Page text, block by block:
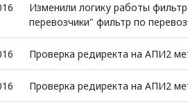
Изменили логику работы
перевозчики" фильтр по
Проверка редиректа на АПИ2
Проверка редиректа на АПИ2